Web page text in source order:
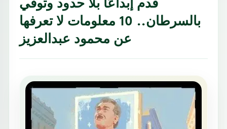
بالسرطان.. 10 معلومات لا تعرفها
عن محمود عبدالعزيز